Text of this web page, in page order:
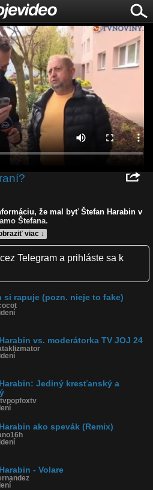
viac ↓
že mal byť Štefan Harabin v
Štefana.
polícia
Telegram a prihláste sa k
si rapuje (pozn. nieje to fake)
vs. moderátorka TV JOJ 24
Jediný kresťanský a
ako spevák (Remix)
- Volare